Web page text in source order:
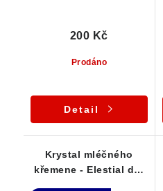
Prodáno
200 Kč
Detail
Krystal mléčného
křemene - Elestial dar